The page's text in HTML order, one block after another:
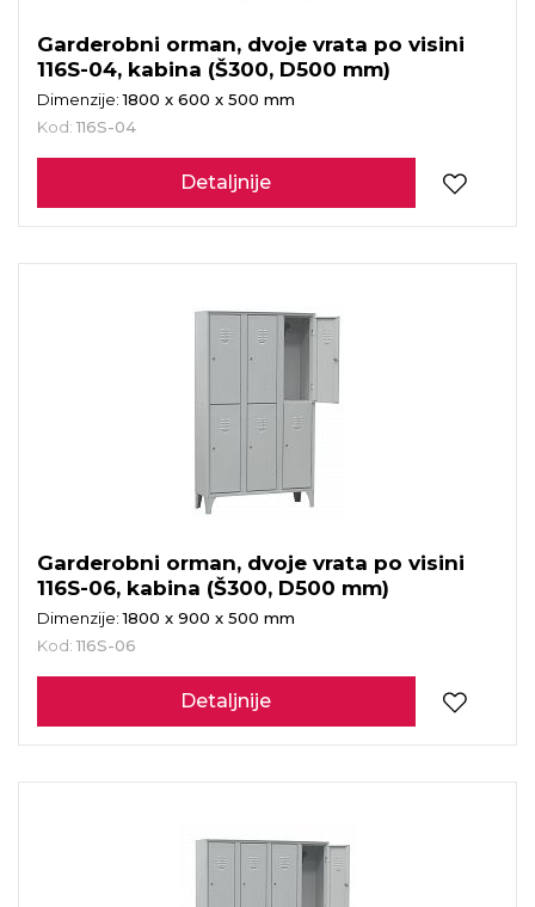
Garderobni orman, dvoje vrata po visini
116S-04, kabina (Š300, D500 mm)
Dimenzije:1800 x 600 x 500 mm
Kod:116S-04
Detaljnije
Garderobni orman, dvoje vrata po visini
116S-06, kabina (Š300, D500 mm)
Dimenzije:1800 x 900 x 500 mm
Kod:116S-06
Detaljnije